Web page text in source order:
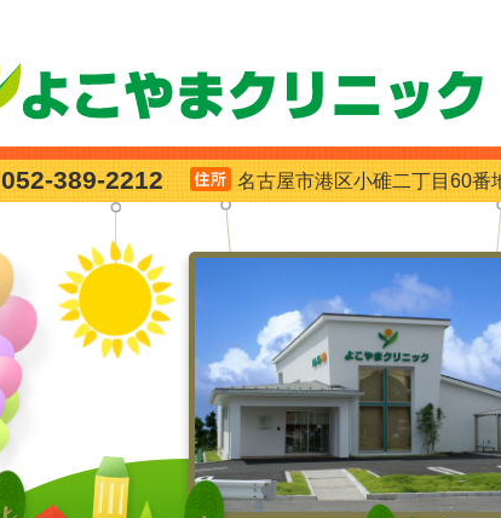
052-389-2212 名古屋市港区小碓二丁目60番